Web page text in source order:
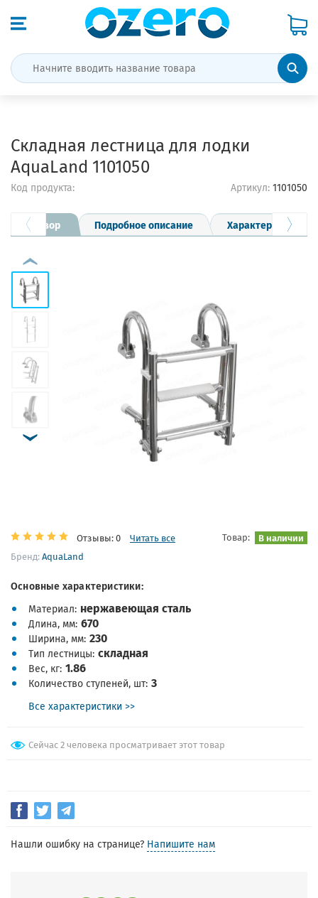
Складная лестница для лодки
AquaLand 1101050
Код продукта: Артикул: 1101050
Обзор Подробное описание Характеристики
Отзывы: 0 Читать все Товар: В наличии
Бренд:AquaLand
Основные характеристики:
Материал нержавеющая сталь
Длина, мм 670
Ширина, мм 230
Тип лестницы складная
Вес, кг 1.86
Количество ступеней, шт 3
Все характеристики >>
Сейчас 2 человека просматривает этот товар
Нашли ошибку на странице? Напишите нам